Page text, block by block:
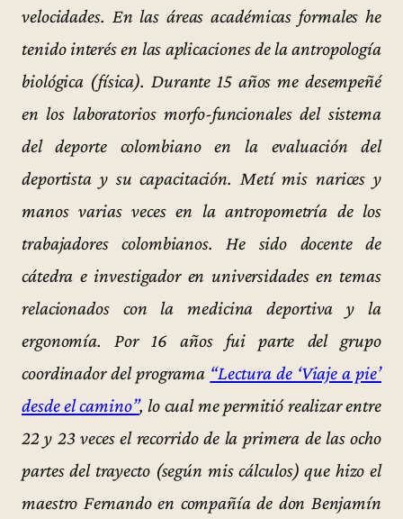
velocidades. En las áreas académicas formales he
tenido interés en las aplicaciones de la antropología
biológica (física). Durante 15 años me desempeñé
en los laboratorios morfo-funcionales del sistema
del deporte colombiano en la evaluación del
deportista y su capacitación. Metí mis narices y
manos varias veces en la antropometría de los
trabajadores colombianos. He sido docente de
cátedra e investigador en universidades en temas
relacionados con la medicina deportiva y la
ergonomía. Por 16 años fui parte del grupo
coordinador del programa “Lectura de ‘Viaje a pie’
desde el camino”, lo cual me permitió realizar entre
22 y 23 veces el recorrido de la primera de las ocho
partes del trayecto (según mis cálculos) que hizo el
maestro Fernando en compañía de don Benjamín